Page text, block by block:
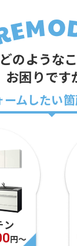
どのような
お困りです
ームしたい
ン
円〜